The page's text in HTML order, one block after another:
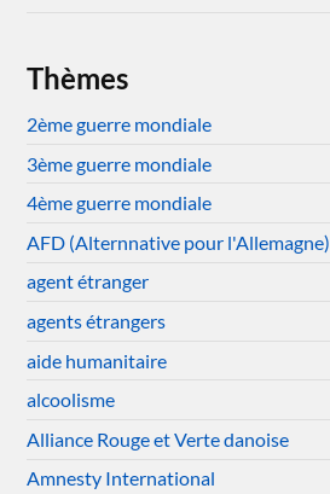
Thèmes
2ème guerre mondiale
3ème guerre mondiale
4ème guerre mondiale
AFD (Alternnative pour l'Allemagne)
agent étranger
agents étrangers
aide humanitaire
alcoolisme
Alliance Rouge et Verte danoise
Amnesty International